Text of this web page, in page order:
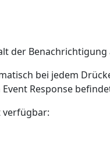
der
bei jedem
Response
verfügbar: